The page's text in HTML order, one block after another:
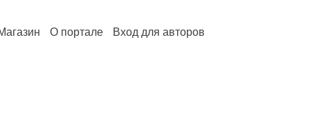
О портале Вход для авторов